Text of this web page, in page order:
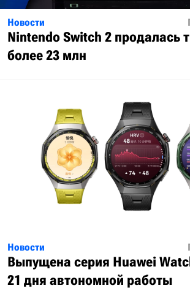
Новости
Nintendo Switch 2 продалась
более 23 млн
Новости
Выпущена серия Huawei
21 дня автономной работы